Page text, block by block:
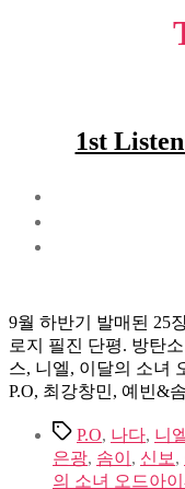
1st
9월 하반기 발매된 25
로지 필진 단평. 방탄
스, 니엘, 이달의 소녀
P.O, 최강창민, 예빈&
TagsP.O, 나다, 니
은광, 솜이 , 신보 ,
의 소녀 오드아